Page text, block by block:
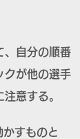
、自分の順番
クが他の選手
意する。
すものと